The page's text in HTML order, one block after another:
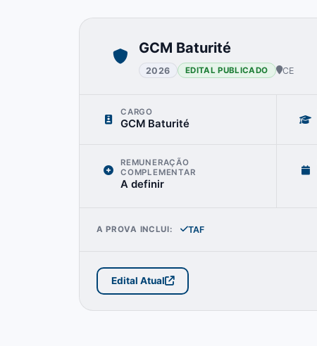
GCM Baturité
2026 EDITAL PUBLICADO CE
CARGO
GCM Baturité
REMUNERAÇÃO
COMPLEMENTAR
A definir
A PROVA INCLUI: TAF
Edital Atual